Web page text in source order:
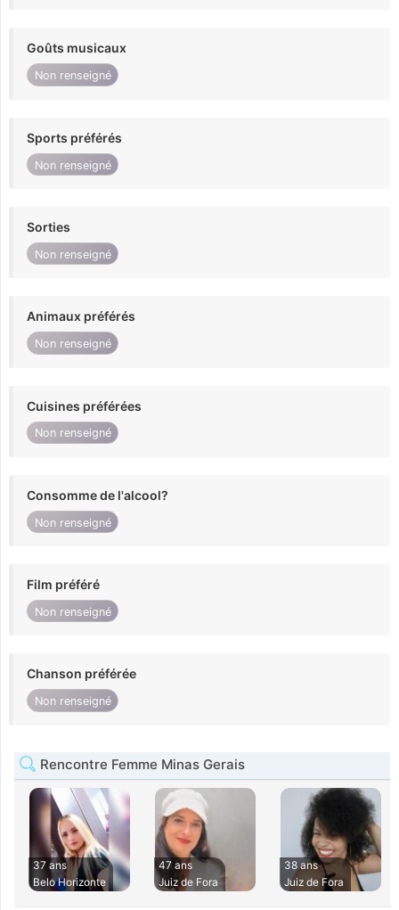
Goûts musicaux
Non renseigné
Sports préférés
Non renseigné
Sorties
Non renseigné
Animaux préférés
Non renseigné
Cuisines préférées
Non renseigné
Consomme de l'alcool?
Non renseigné
Film préféré
Non renseigné
Chanson préférée
Non renseigné
Rencontre Femme Minas Gerais
37 ans
Belo Horizonte
47 ans
Juiz de Fora
38 ans
Juiz de Fora